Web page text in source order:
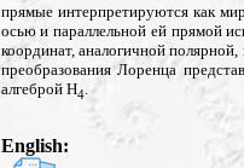
прямые интерпретируются как
осью и параллельной ей прямой
координат, аналогичной
преобразования Лоренца
алгеброй H4
English: